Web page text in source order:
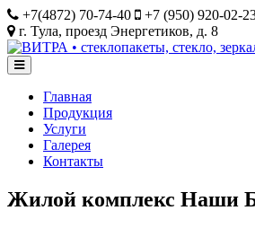
+7(4872) 70-74-40 +7 (950) 920-02-
г. Тула, проезд Энергетиков, д. 8
Главная
Продукция
Услуги
Галерея
Контакты
Жилой комплекс Наши